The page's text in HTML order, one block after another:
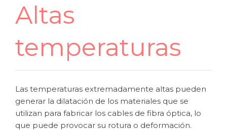
Altas
temperaturas
Las temperaturas extremadamente altas pueden
generar la dilatación de los materiales que se
utilizan para fabricar los cables de fibra óptica, lo
que puede provocar su rotura o deformación.